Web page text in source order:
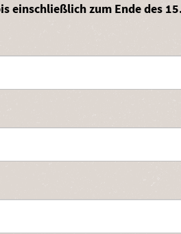
einschließlich zum Ende des